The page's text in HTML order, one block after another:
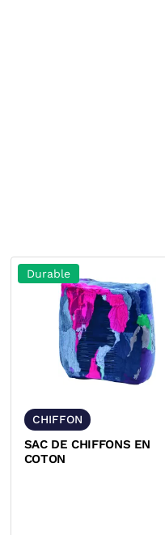
Durable
CHIFFON
SAC DE CHIFFONS EN
COTON